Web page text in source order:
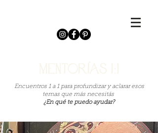
Iniciar sesión
Encuentros 1 a 1 para profundizar y aclarar esos
temas que más necesitás
¿En qué te puedo ayudar?